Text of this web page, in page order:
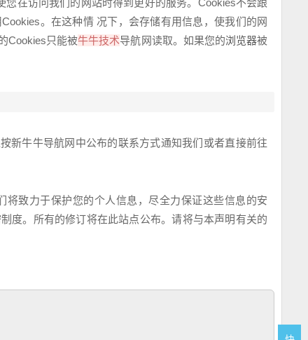
在访问我们的网站时得到更好的服务。Cookies不会跟
。在这种情 况下，会存储有用信息，使我们的网
Cookies只能被牛牛技术导航网读取。如果您的浏览器被
新牛牛导航网 中公布的联系方式通知我们或者直接前往
致力于保护您的个人信息，尽全力保证这些信息的安
度。所有的修订将在此站点公布。请将与本声明有关的